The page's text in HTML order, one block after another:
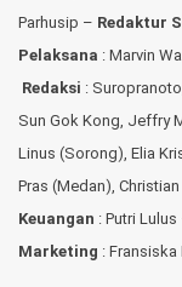
Parhusip – Redaktur
Pelaksana : Marvin
Redaksi :
Sun Gok Kong, Jeffry
Linus (Sorong), Elia
Pras (Medan),
Keuangan : Putri Lulus
Marketing :